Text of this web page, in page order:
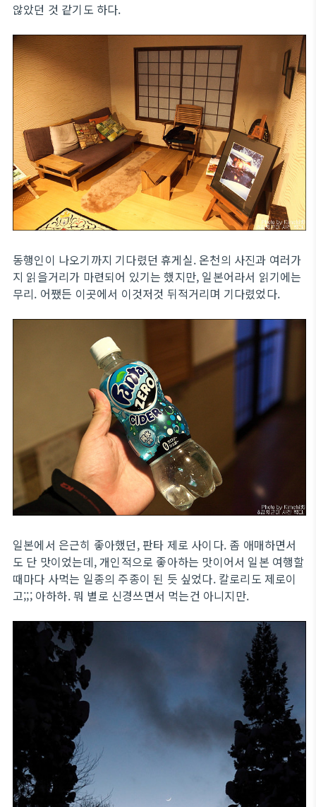
않았던 것 같기도 하다.
동행인이 나오기까지 기다렸던 휴게실. 온천의 사진과 여러가
지 읽을거리가 마련되어 있기는 했지만, 일본어라서 읽기에는
무리. 어쨌든 이곳에서 이것저것 뒤적거리며 기다렸었다.
일본에서 은근히 좋아했던, 판타 제로 사이다. 좀 애매하면서
도 단 맛이었는데, 개인적으로 좋아하는 맛이어서 일본 여행할
때마다 사먹는 일종의 주종이 된 듯 싶었다. 칼로리도 제로이
고;;; 아하하. 뭐 별로 신경쓰면서 먹는건 아니지만.